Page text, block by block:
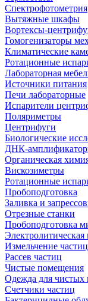
Спектрофотометрия
Вытяжные шкафы
Вортексы-
Гомогенизаторы
Климатические
Ротационные
Лабораторная
Источники питания
Печи лабораторные
Испарители
Поляриметры
Центрифуги
Биологические
ДНК-
Органическая
Вискозиметры
Ротационные
Пробоподготовка
Заливка и
Отрезные станки
Пробоподготовка
Электролитическая
Измельчение частиц
Рассев частиц
Чистые помещения
Одежда для
Счетчики частиц